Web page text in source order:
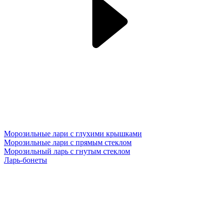
Морозильные лари с глухими крышками
Морозильные лари с прямым стеклом
Морозильный ларь с гнутым стеклом
Ларь-бонеты